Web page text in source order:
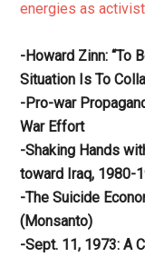
energies as
-Howard Zinn: “To
Situation Is To
-Pro-war
War Effort
-Shaking Hands
toward Iraq, 1980-
-The Suicide
(Monsanto)
-Sept. 11, 1973: A